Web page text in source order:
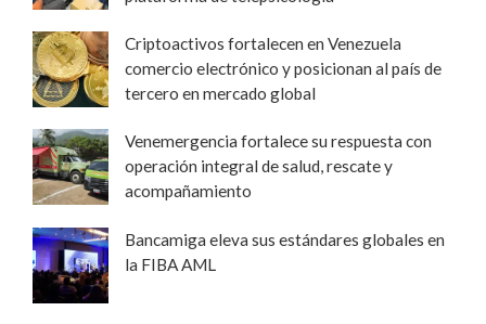
Criptoactivos fortalecen en Venezuela
comercio electrónico y posicionan al país de
tercero en mercado global
Venemergencia fortalece su respuesta con
operación integral de salud, rescate y
acompañamiento
Bancamiga eleva sus estándares globales en
la FIBA AML